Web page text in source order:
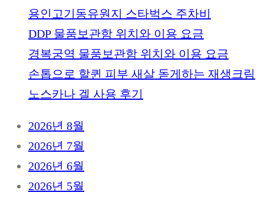
용인고기동유원지 스타벅스 주차비
DDP 물품보관함 위치와 이용 요금
경복궁역 물품보관함 위치와 이용 요금
손톱으로 할퀸 피부 새살 돋게하는 재생크림
노스카나 겔 사용 후기
2026년 8월
2026년 7월
2026년 6월
2026년 5월